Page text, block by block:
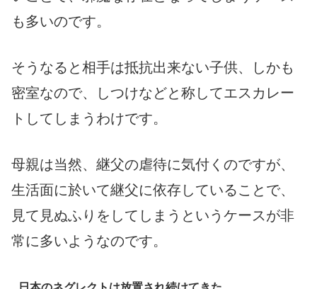
も多いのです。
そうなると相手は抵抗出来ない子供、しかも
密室なので、しつけなどと称してエスカレー
トしてしまうわけです。
母親は当然、継父の虐待に気付くのですが、
生活面に於いて継父に依存していることで、
見て見ぬふりをしてしまうというケースが非
常に多いようなのです。